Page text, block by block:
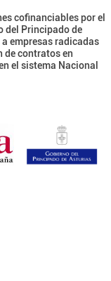
cofinanciables por el
del Principado de
empresas radicadas
de contratos en
el sistema Nacional